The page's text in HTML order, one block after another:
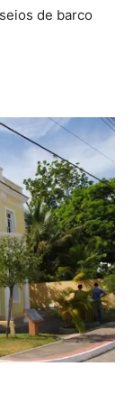
de barco